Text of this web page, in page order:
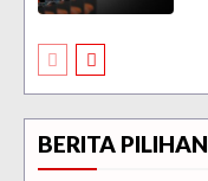
BERITA PILIHAN